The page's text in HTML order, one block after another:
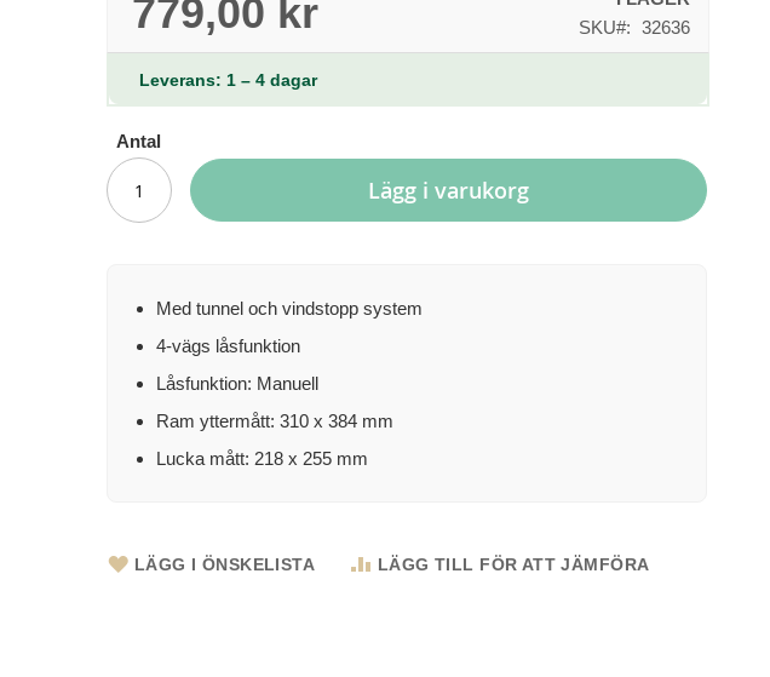
779,00 kr
SKU
32636
Leverans: 1 – 4 dagar
Antal
Lägg i varukorg
Med tunnel och vindstopp system
4-vägs låsfunktion
Låsfunktion: Manuell
Ram yttermått: 310 x 384 mm
Lucka mått: 218 x 255 mm
LÄGG I ÖNSKELISTA LÄGG TILL FÖR ATT JÄMFÖRA